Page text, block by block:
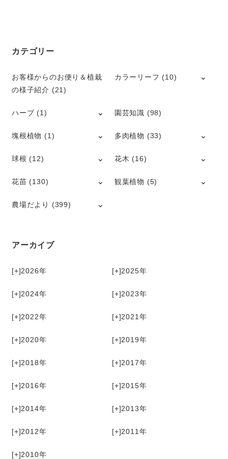
カテゴリー
お客様からのお便り＆植栽
の様子紹介 (21)
カラーリーフ (10)
ハーブ (1) 園芸知識 (98)
塊根植物 (1) 多肉植物 (33)
球根 (12) 花木 (16)
花苗 (130) 観葉植物 (5)
農場だより (399)
アーカイブ
[+]2026 [+]2025
[+]2024 [+]2023
[+]2022 [+]2021
[+]2020 [+]2019
[+]2018 [+]2017
[+]2016 [+]2015
[+]2014 [+]2013
[+]2012 [+]2011
[+]2010